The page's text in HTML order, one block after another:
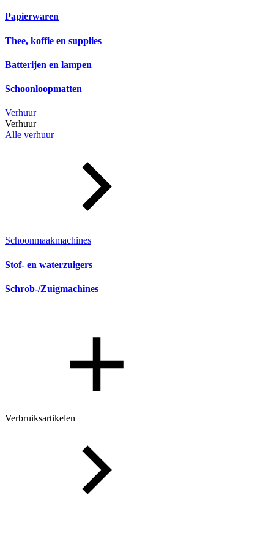
Papierwaren
Thee, koffie en supplies
Batterijen en lampen
Schoonloopmatten
Verhuur
Verhuur
Alle verhuur
Schoonmaakmachines
Stof- en waterzuigers
Schrob-/Zuigmachines
Verbruiksartikelen